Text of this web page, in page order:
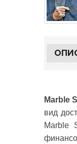
Marble
вид
Marble